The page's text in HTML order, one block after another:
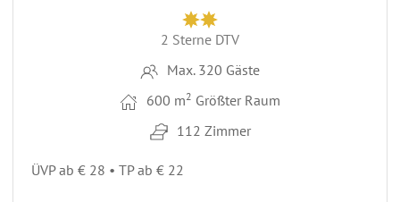
2 Sterne DTV
Max. 320 Gäste
600 m2 Größter Raum
112 Zimmer
ÜVP ab € 28 • TP ab € 22